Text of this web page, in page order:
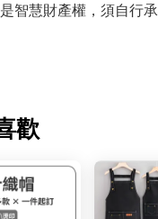
智慧財產權，須自行承
歡